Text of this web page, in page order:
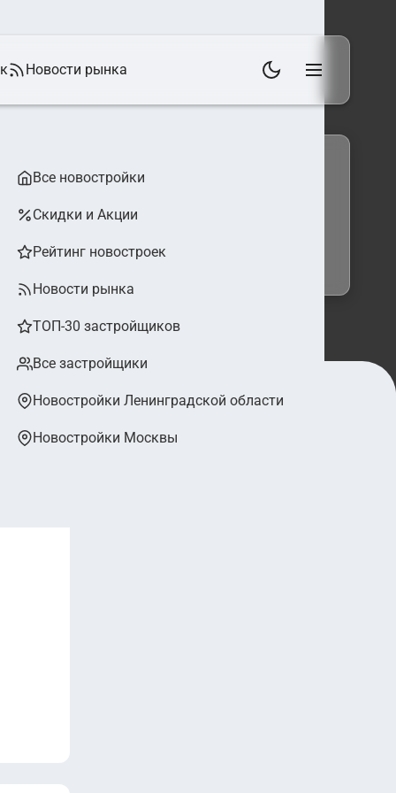
Новости рынка
Все новостройки
Скидки и Акции
Рейтинг новостроек
Новости рынка
ТОП-30 застройщиков
Все застройщики
Новостройки Ленинградской области
Новостройки Москвы